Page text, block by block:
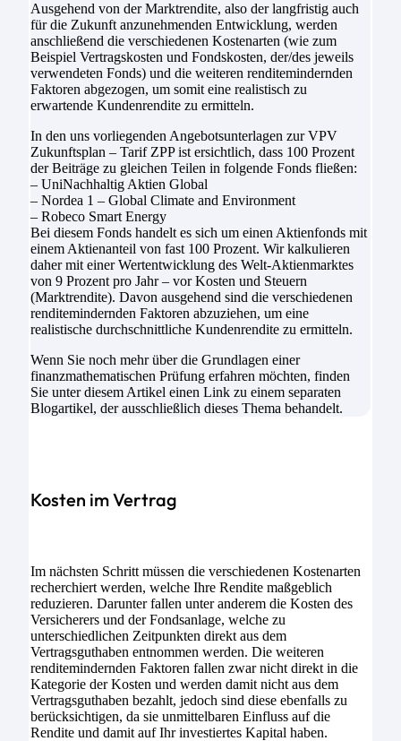
Ausgehend von der Marktrendite, also der langfristig auch
für die Zukunft anzunehmenden Entwicklung, werden
anschließend die verschiedenen Kostenarten (wie zum
Beispiel Vertragskosten und Fondskosten, der/des jeweils
verwendeten Fonds) und die weiteren renditemindernden
Faktoren abgezogen, um somit eine realistisch zu
erwartende Kundenrendite zu ermitteln.
In den uns vorliegenden Angebotsunterlagen zur VPV
Zukunftsplan – Tarif ZPP ist ersichtlich, dass 100 Prozent
der Beiträge zu gleichen Teilen in folgende Fonds fließen:
– UniNachhaltig Aktien Global
– Nordea 1 – Global Climate and Environment
– Robeco Smart Energy
Bei diesem Fonds handelt es sich um einen Aktienfonds mit
einem Aktienanteil von fast 100 Prozent. Wir kalkulieren
daher mit einer Wertentwicklung des Welt-Aktienmarktes
von 9 Prozent pro Jahr – vor Kosten und Steuern
(Marktrendite). Davon ausgehend sind die verschiedenen
renditemindernden Faktoren abzuziehen, um eine
realistische durchschnittliche Kundenrendite zu ermitteln.
Wenn Sie noch mehr über die Grundlagen einer
finanzmathematischen Prüfung erfahren möchten, finden
Sie unter diesem Artikel einen Link zu einem separaten
Blogartikel, der ausschließlich dieses Thema behandelt.
Kosten im Vertrag
Im nächsten Schritt müssen die verschiedenen Kostenarten
recherchiert werden, welche Ihre Rendite maßgeblich
reduzieren. Darunter fallen unter anderem die Kosten des
Versicherers und der Fondsanlage, welche zu
unterschiedlichen Zeitpunkten direkt aus dem
Vertragsguthaben entnommen werden. Die weiteren
renditemindernden Faktoren fallen zwar nicht direkt in die
Kategorie der Kosten und werden damit nicht aus dem
Vertragsguthaben bezahlt, jedoch sind diese ebenfalls zu
berücksichtigen, da sie unmittelbaren Einfluss auf die
Rendite und damit auf Ihr investiertes Kapital haben.